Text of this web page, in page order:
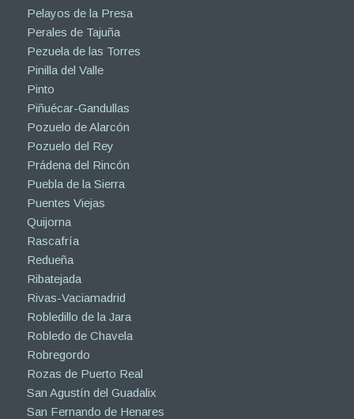
Pelayos de la Presa
Perales de Tajuña
Pezuela de las Torres
Pinilla del Valle
Pinto
Piñuécar-Gandullas
Pozuelo de Alarcón
Pozuelo del Rey
Prádena del Rincón
Puebla de la Sierra
Puentes Viejas
Quijorna
Rascafría
Redueña
Ribatejada
Rivas-Vaciamadrid
Robledillo de la Jara
Robledo de Chavela
Robregordo
Rozas de Puerto Real
San Agustín del Guadalix
San Fernando de Henares